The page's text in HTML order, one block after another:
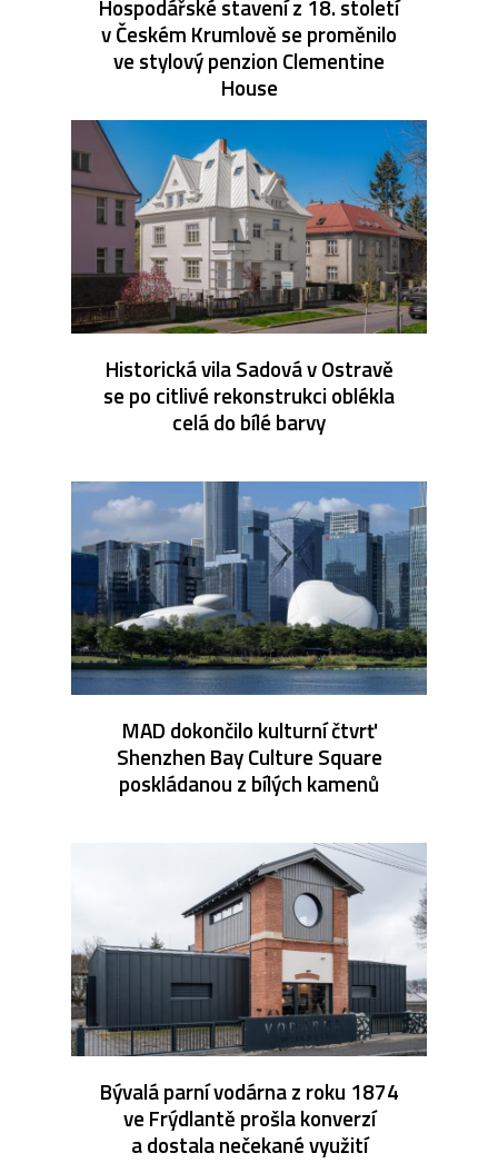
Hospodářské stavení z 18. století
v Českém Krumlově se proměnilo
ve stylový penzion Clementine
House
Historická vila Sadová v Ostravě
se po citlivé rekonstrukci oblékla
celá do bílé barvy
MAD dokončilo kulturní čtvrť
Shenzhen Bay Culture Square
poskládanou z bílých kamenů
Bývalá parní vodárna z roku 1874
ve Frýdlantě prošla konverzí
a dostala nečekané využití